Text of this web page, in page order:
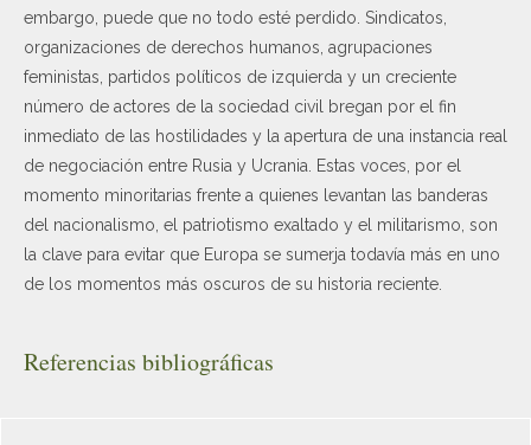
embargo, puede que no todo esté perdido. Sindicatos,
organizaciones de derechos humanos, agrupaciones
feministas, partidos políticos de izquierda y un creciente
número de actores de la sociedad civil bregan por el fin
inmediato de las hostilidades y la apertura de una instancia real
de negociación entre Rusia y Ucrania. Estas voces, por el
momento minoritarias frente a quienes levantan las banderas
del nacionalismo, el patriotismo exaltado y el militarismo, son
la clave para evitar que Europa se sumerja todavía más en uno
de los momentos más oscuros de su historia reciente.
Referencias bibliográficas